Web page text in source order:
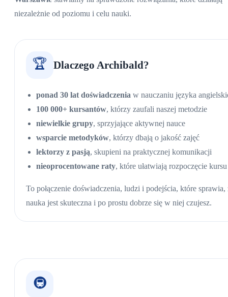
niezależnie od poziomu i celu nauki.
🏆 Dlaczego Archibald?
ponad 30 lat doświadczenia w nauczaniu języka
100 000+ kursantów, którzy zaufali naszej metodzie
niewielkie grupy, sprzyjające aktywnej nauce
wsparcie metodyków, którzy dbają o jakość zajęć
lektorzy z pasją, skupieni na praktycznej komunikacji
nieoprocentowane raty, które ułatwiają rozpoczęcie kursu
To połączenie doświadczenia, ludzi i podejścia, które sprawia,
nauka jest skuteczna i po prostu dobrze się w niej czujesz.
🚇